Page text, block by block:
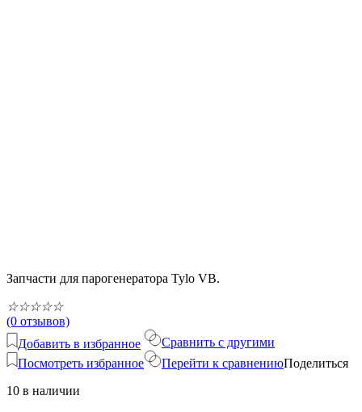
Запчасти для парогенератора Tylo VB.
☆☆☆☆☆
(0 отзывов)
Добавить в избранное
Посмотреть избранное
Сравнить с другими
Перейти к сравнениюПоделиться
10 в наличии